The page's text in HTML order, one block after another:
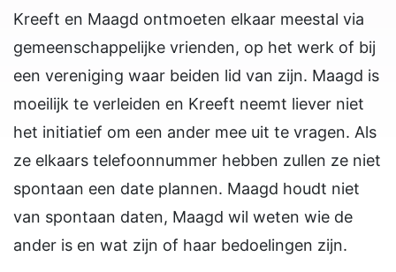
Kreeft en Maagd ontmoeten elkaar meestal via
gemeenschappelijke vrienden, op het werk of bij
een vereniging waar beiden lid van zijn. Maagd is
moeilijk te verleiden en Kreeft neemt liever niet
het initiatief om een ander mee uit te vragen. Als
ze elkaars telefoonnummer hebben zullen ze niet
spontaan een date plannen. Maagd houdt niet
van spontaan daten, Maagd wil weten wie de
ander is en wat zijn of haar bedoelingen zijn.